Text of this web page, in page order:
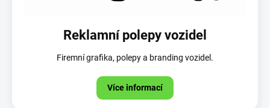
Reklamní polepy vozidel
Firemní grafika, polepy a branding vozidel.
Více informací